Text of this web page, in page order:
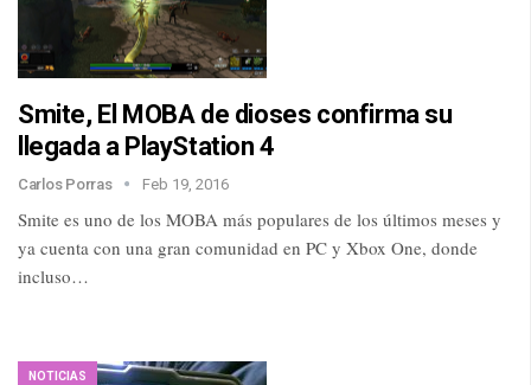
Smite, El MOBA de dioses confirma su
llegada a PlayStation 4
Carlos Porras Feb 19, 2016
Smite es uno de los MOBA más populares de los últimos meses y
ya cuenta con una gran comunidad en PC y Xbox One, donde
incluso…
NOTICIAS